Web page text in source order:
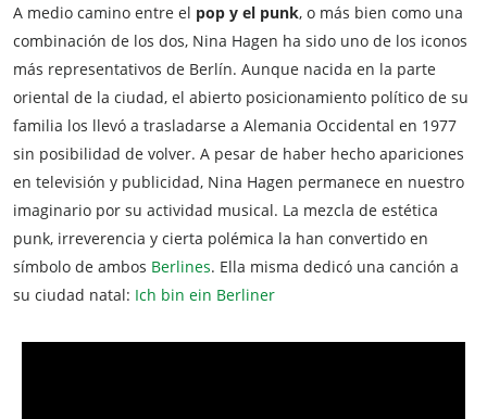
A medio camino entre el pop y el punk, o más bien como una
combinación de los dos, Nina Hagen ha sido uno de los iconos
más representativos de Berlín. Aunque nacida en la parte
oriental de la ciudad, el abierto posicionamiento político de su
familia los llevó a trasladarse a Alemania Occidental en 1977
sin posibilidad de volver. A pesar de haber hecho apariciones
en televisión y publicidad, Nina Hagen permanece en nuestro
imaginario por su actividad musical. La mezcla de estética
punk, irreverencia y cierta polémica la han convertido en
símbolo de ambos Berlines. Ella misma dedicó una canción a
su ciudad natal: Ich bin ein Berliner